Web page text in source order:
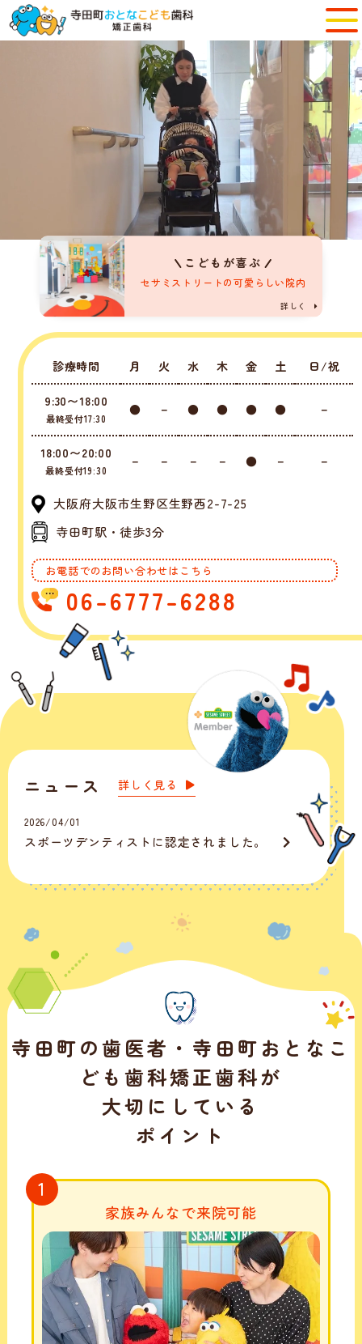
こどもが喜ぶ
セサミストリートの可愛らしい院内
詳しく
診療時間 月 火 水 木 金 土 日/祝
9:30〜18:00
最終受付17:30
● － ● ● ● ● －
18:00〜20:00
最終受付19:30
－ － － － ● － －
大阪府大阪市生野区生野西2-7-25
寺田町駅・徒歩3分
お電話でのお問い合わせはこちら
06-6777-6288
ニュース 詳しく見る
2026/04/01
スポーツデンティストに認定されました。
寺田町の歯医者・寺田町おとなこ
ども歯科矯正歯科が
大切にしている
ポイント
1
家族みんなで来院可能